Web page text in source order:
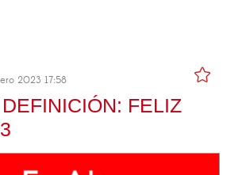
2023 17:58
DEFINICIÓN: FELIZ